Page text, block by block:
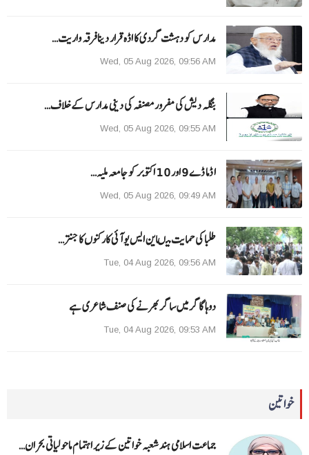
مدارس کو دہشت گردی کا اڈہ قرار دینا فرقہ واریت…
Wed, 05 Aug 2026, 09:56 AM
بنگلہ دیش کی مفرور مصنفہ کی دینی مدارس کے خلاف…
Wed, 05 Aug 2026, 09:55 AM
ا ڈما ڈے 9 اور 10 اکتوبر کو جامعہ ملیہ…
Wed, 05 Aug 2026, 09:49 AM
طلبا کی حمایت میںاین ایس یو آئی کارکنوں کا جنتر…
Tue, 04 Aug 2026, 09:56 AM
دوہا گاگر میں ساگر بھرنے کی صنف شاعری ہے
Tue, 04 Aug 2026, 09:53 AM
خواتین
جماعت اسلامی ہند شعبہ خواتین کے زیر اہتمام ماحولیاتی بحران…